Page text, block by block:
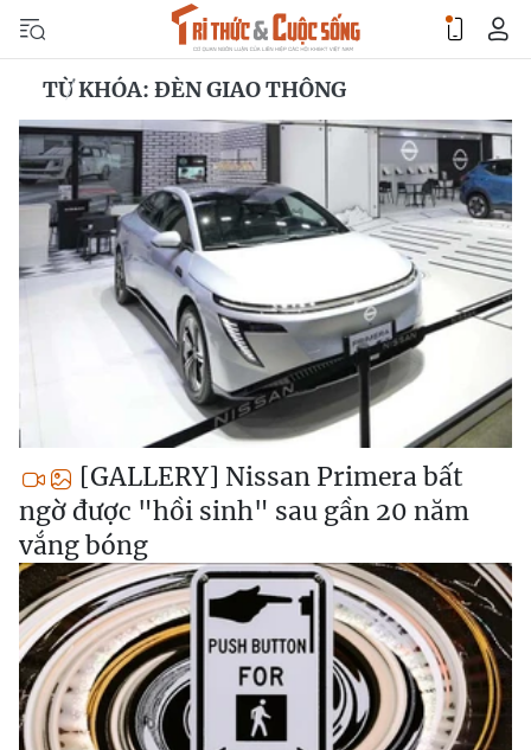
TỪ KHÓA: ĐÈN GIAO THÔNG
[GALLERY] Nissan Primera bất
ngờ được "hồi sinh" sau gần 20 năm
vắng bóng